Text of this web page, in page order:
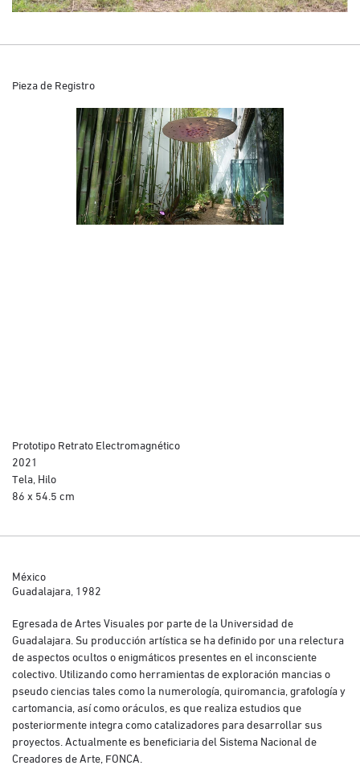
Pieza de Registro
Prototipo Retrato Electromagnético
2021
Tela, Hilo
86 x 54.5 cm
México
Guadalajara, 1982
Egresada de Artes Visuales por parte de la Universidad de
Guadalajara. Su producción artística se ha definido por una relectura
de aspectos ocultos o enigmáticos presentes en el inconsciente
colectivo. Utilizando como herramientas de exploración mancias o
pseudo ciencias tales como la numerología, quiromancia, grafología y
cartomancia, así como oráculos, es que realiza estudios que
posteriormente integra como catalizadores para desarrollar sus
proyectos. Actualmente es beneficiaria del Sistema Nacional de
Creadores de Arte, FONCA.